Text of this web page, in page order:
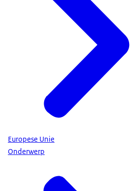
Europese Unie
Onderwerp